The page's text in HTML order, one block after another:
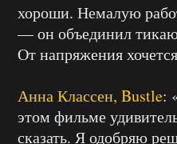
хороши. Немалую
— он объединил
От напряжения
Анна Классен, Bustle:
этом фильме
сказать. Я одобряю